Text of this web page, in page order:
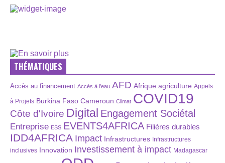
THÉMATIQUES
Accès au financement Accès à l’eau AFD Afrique agriculture Appels
à Projets Burkina Faso Cameroun Climat COVID19
Côte d'Ivoire Digital Engagement Sociétal
Entreprise ESS EVENTS4AFRICA Filières durables
IDD4AFRICA Impact Infrastructures Infrastructures
inclusives Innovation Investissement à impact Madagascar